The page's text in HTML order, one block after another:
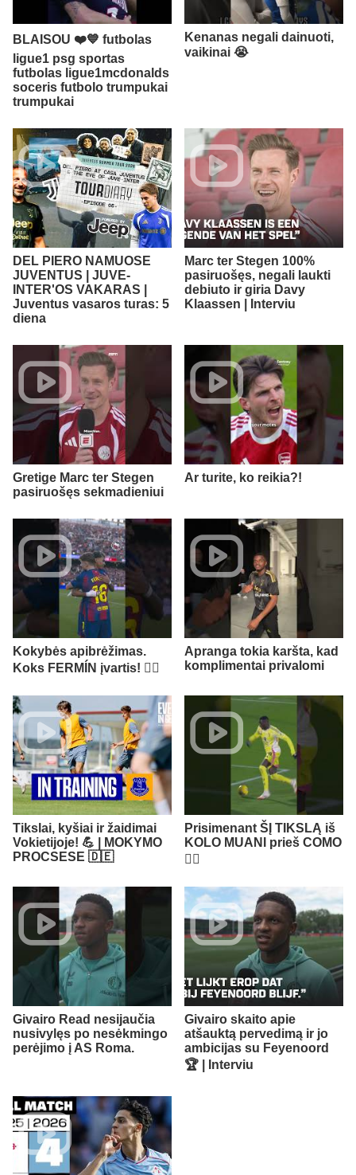
BLAISOU ❤️💙 futbolas
ligue1 psg sportas
futbolas ligue1mcdonalds
soceris futbolo trumpukai
trumpukai
Kenanas negali dainuoti,
vaikinai 😭​
DEL PIERO NAMUOSE
JUVENTUS | JUVE-
INTER'OS VAKARAS |
Juventus vasaros turas: 5
diena
Marc ter Stegen 100%
pasiruošęs, negali laukti
debiuto ir giria Davy
Klaassen | Interviu
Gretige Marc ter Stegen
pasiruošęs sekmadieniui
Ar turite, ko reikia?!
Kokybės apibrėžimas.
Koks FERMÍN įvartis! 😮‍💨
Apranga tokia karšta, kad
komplimentai privalomi
Tikslai, kyšiai ir žaidimai
Vokietijoje! 💪 | MOKYMO
PROCSESE 🇩🇪
Prisimenant ŠĮ TIKSLĄ iš
KOLO MUANI prieš COMO
😮‍💨​
Givairo Read nesijaučia
nusivylęs po nesėkmingo
perėjimo į AS Roma.
Givairo skaito apie
atšauktą pervedimą ir jo
ambicijas su Feyenoord
🏆 | Interviu